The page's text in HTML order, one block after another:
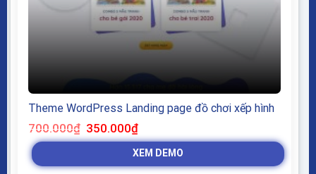
Theme WordPress Landing page đồ chơi xếp hình
700.000₫ Giá
gốc
là:
350.000₫Giá
tại
là:
XEM DEMO